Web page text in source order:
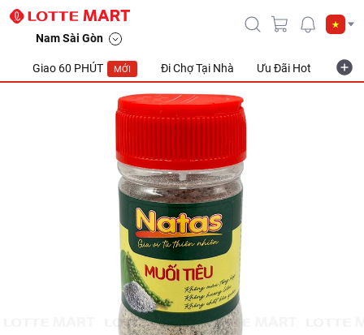
Nam Sài Gòn
Giao 60 PHÚT MỚI Đi Chợ Tại Nhà Ưu Đãi Hot